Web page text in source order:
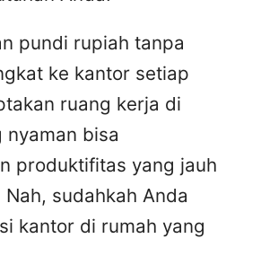
pundi rupiah tanpa
ke kantor setiap
ruang kerja di
nyaman bisa
produktifitas yang jauh
sudahkah Anda
kantor di rumah yang